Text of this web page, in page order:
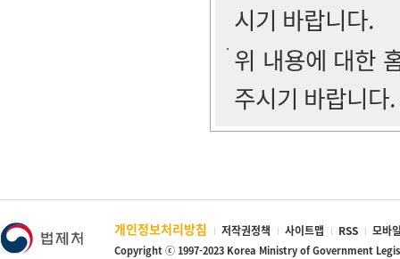
시기 바랍니다.
위 내용에 대한
주시기 바랍니다.
개인정보처리방침 저작권정책 사이트맵 RSS 모바
Copyright ⓒ 1997-2023 Korea Ministry of Government